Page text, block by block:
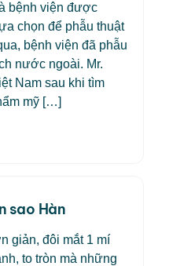
bệnh viện được
chọn để phẫu thuật
bệnh viện đã phẫu
nước ngoài. Mr.
Nam sau khi tìm
mỹ […]
sao Hàn
giản, đôi mắt 1 mí
to tròn mà những